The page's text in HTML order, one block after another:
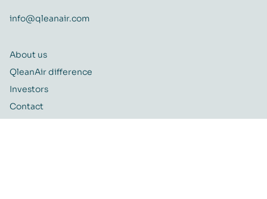
info@qleanair.com
About us
QleanAir difference
Investors
Contact